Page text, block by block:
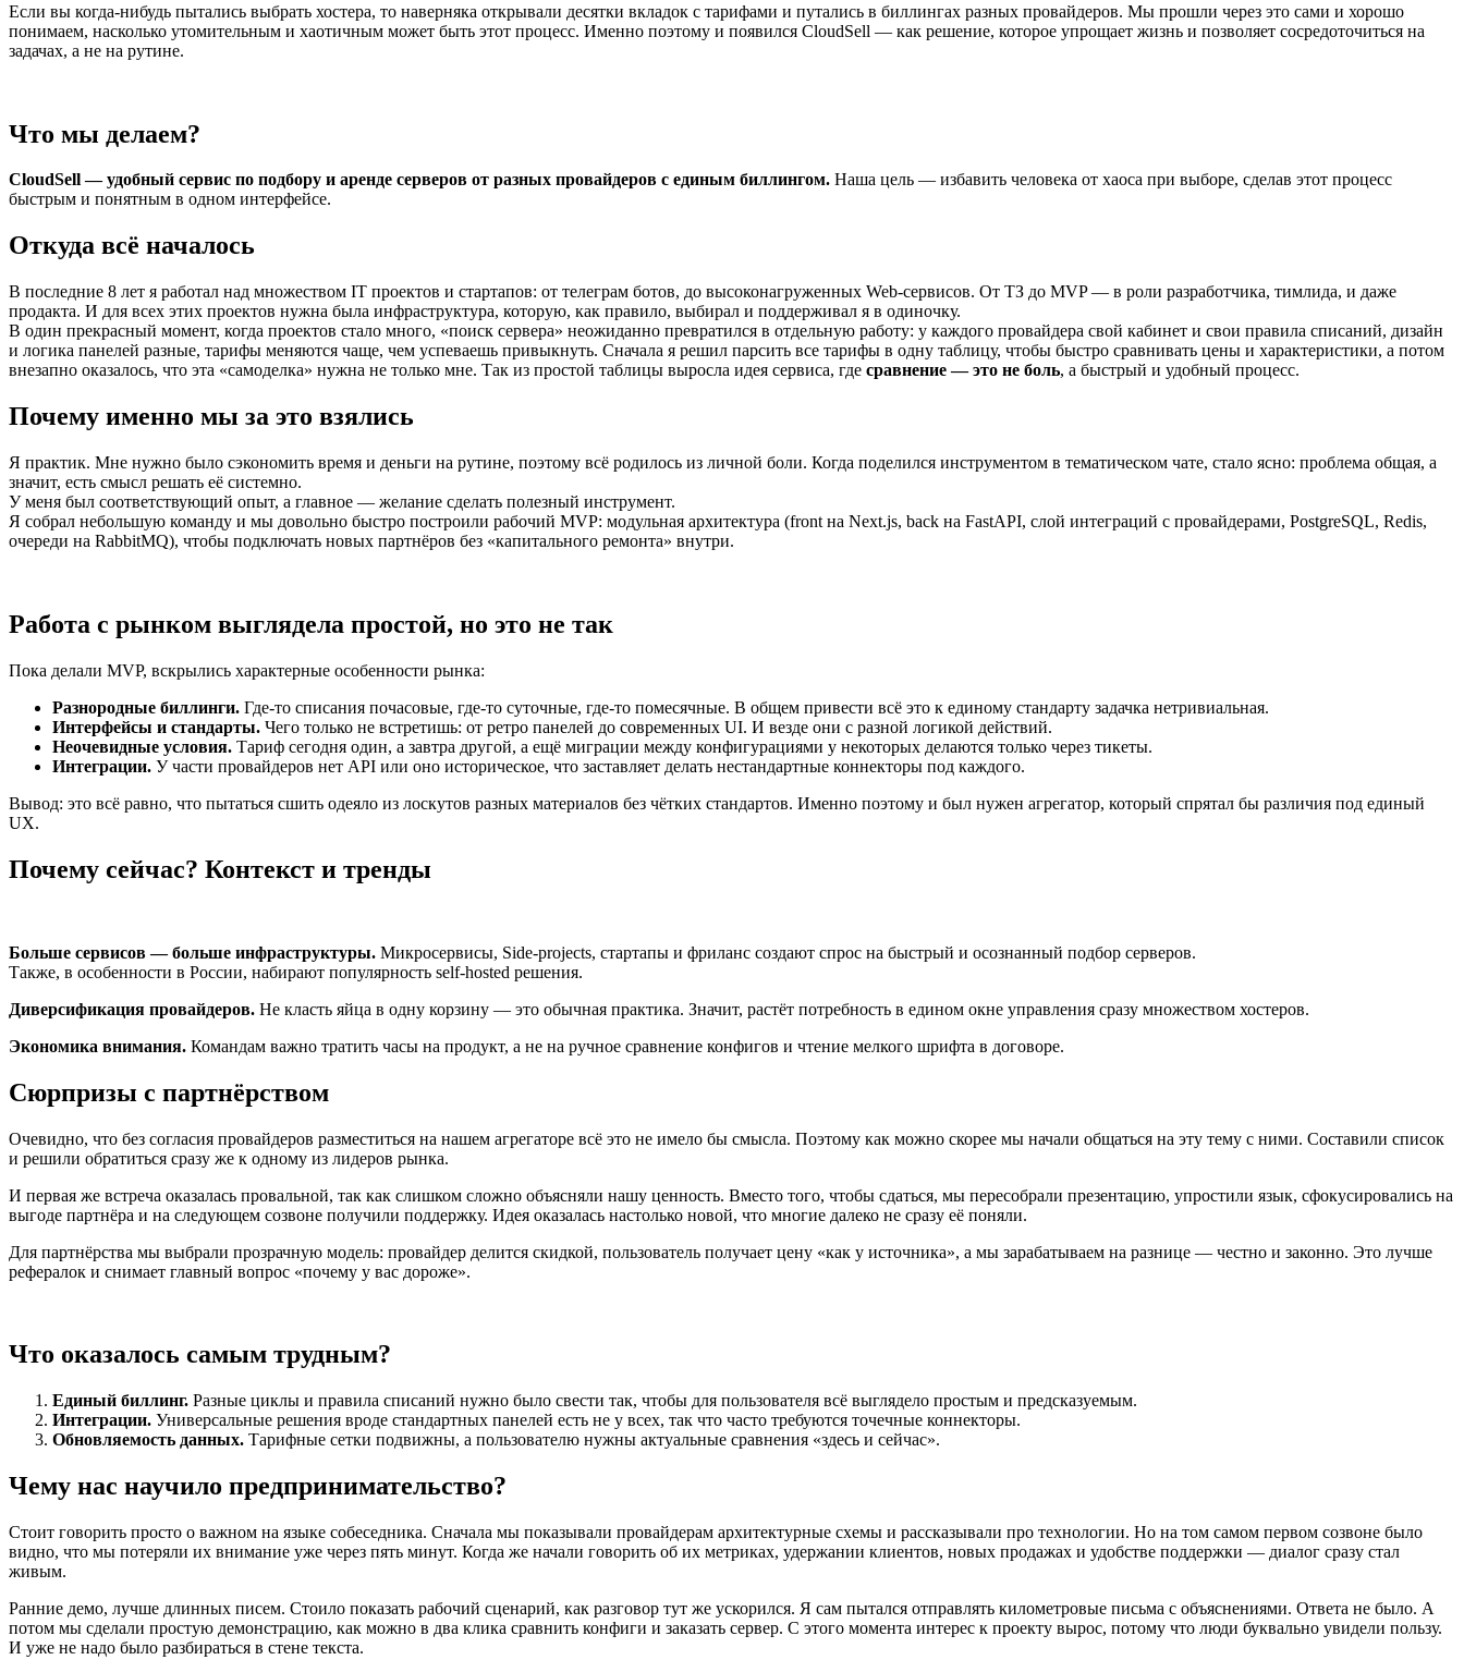
Если вы когда-нибудь пытались выбрать хостера, то наверняка открывали десятки вкладок с тарифами и путались в биллингах разных провайдеров. Мы прошли через это сами и хорошо
понимаем, насколько утомительным и хаотичным может быть этот процесс. Именно поэтому и появился CloudSell — как решение, которое упрощает жизнь и позволяет сосредоточиться на
задачах, а не на рутине.
Что мы делаем?
CloudSell — удобный сервис по подбору и аренде серверов от разных провайдеров с единым биллингом. Наша цель — избавить человека от хаоса при выборе, сделав этот процесс
быстрым и понятным в одном интерфейсе.
Откуда всё началось
В последние 8 лет я работал над множеством IT проектов и стартапов: от телеграм ботов, до высоконагруженных Web-сервисов. От ТЗ до MVP — в роли разработчика, тимлида, и даже
продакта. И для всех этих проектов нужна была инфраструктура, которую, как правило, выбирал и поддерживал я в одиночку.
В один прекрасный момент, когда проектов стало много, «поиск сервера» неожиданно превратился в отдельную работу: у каждого провайдера свой кабинет и свои правила списаний, дизайн
и логика панелей разные, тарифы меняются чаще, чем успеваешь привыкнуть. Сначала я решил парсить все тарифы в одну таблицу, чтобы быстро сравнивать цены и характеристики, а потом
внезапно оказалось, что эта «самоделка» нужна не только мне. Так из простой таблицы выросла идея сервиса, где сравнение — это не боль, а быстрый и удобный процесс.
Почему именно мы за это взялись
Я практик. Мне нужно было сэкономить время и деньги на рутине, поэтому всё родилось из личной боли. Когда поделился инструментом в тематическом чате, стало ясно: проблема общая, а
значит, есть смысл решать её системно.
У меня был соответствующий опыт, а главное — желание сделать полезный инструмент.
Я собрал небольшую команду и мы довольно быстро построили рабочий MVP: модульная архитектура (front на Next.js, back на FastAPI, слой интеграций с провайдерами, PostgreSQL, Redis,
очереди на RabbitMQ), чтобы подключать новых партнёров без «капитального ремонта» внутри.
Работа с рынком выглядела простой, но это не так
Пока делали MVP, вскрылись характерные особенности рынка:
Разнородные биллинги. Где-то списания почасовые, где-то суточные, где-то помесячные. В общем привести всё это к единому стандарту задачка нетривиальная.
Интерфейсы и стандарты. Чего только не встретишь: от ретро панелей до современных UI. И везде они с разной логикой действий.
Неочевидные условия. Тариф сегодня один, а завтра другой, а ещё миграции между конфигурациями у некоторых делаются только через тикеты.
Интеграции. У части провайдеров нет API или оно историческое, что заставляет делать нестандартные коннекторы под каждого.
Вывод: это всё равно, что пытаться сшить одеяло из лоскутов разных материалов без чётких стандартов. Именно поэтому и был нужен агрегатор, который спрятал бы различия под единый
UX.
Почему сейчас? Контекст и тренды
Больше сервисов — больше инфраструктуры. Микросервисы, Side-projects, стартапы и фриланс создают спрос на быстрый и осознанный подбор серверов.
Также, в особенности в России, набирают популярность self-hosted решения.
Диверсификация провайдеров. Не класть яйца в одну корзину — это обычная практика. Значит, растёт потребность в едином окне управления сразу множеством хостеров.
Экономика внимания. Командам важно тратить часы на продукт, а не на ручное сравнение конфигов и чтение мелкого шрифта в договоре.
Сюрпризы с партнёрством
Очевидно, что без согласия провайдеров разместиться на нашем агрегаторе всё это не имело бы смысла. Поэтому как можно скорее мы начали общаться на эту тему с ними. Составили список
и решили обратиться сразу же к одному из лидеров рынка.
И первая же встреча оказалась провальной, так как слишком сложно объясняли нашу ценность. Вместо того, чтобы сдаться, мы пересобрали презентацию, упростили язык, сфокусировались на
выгоде партнёра и на следующем созвоне получили поддержку. Идея оказалась настолько новой, что многие далеко не сразу её поняли.
Для партнёрства мы выбрали прозрачную модель: провайдер делится скидкой, пользователь получает цену «как у источника», а мы зарабатываем на разнице — честно и законно. Это лучше
рефералок и снимает главный вопрос «почему у вас дороже».
Что оказалось самым трудным?
Единый биллинг. Разные циклы и правила списаний нужно было свести так, чтобы для пользователя всё выглядело простым и предсказуемым.
Интеграции. Универсальные решения вроде стандартных панелей есть не у всех, так что часто требуются точечные коннекторы.
Обновляемость данных. Тарифные сетки подвижны, а пользователю нужны актуальные сравнения «здесь и сейчас».
Чему нас научило предпринимательство?
Стоит говорить просто о важном на языке собеседника. Сначала мы показывали провайдерам архитектурные схемы и рассказывали про технологии. Но на том самом первом созвоне было
видно, что мы потеряли их внимание уже через пять минут. Когда же начали говорить об их метриках, удержании клиентов, новых продажах и удобстве поддержки — диалог сразу стал
живым.
Ранние демо, лучше длинных писем. Стоило показать рабочий сценарий, как разговор тут же ускорился. Я сам пытался отправлять километровые письма с объяснениями. Ответа не было. А
потом мы сделали простую демонстрацию, как можно в два клика сравнить конфиги и заказать сервер. С этого момента интерес к проекту вырос, потому что люди буквально увидели пользу.
И уже не надо было разбираться в стене текста.